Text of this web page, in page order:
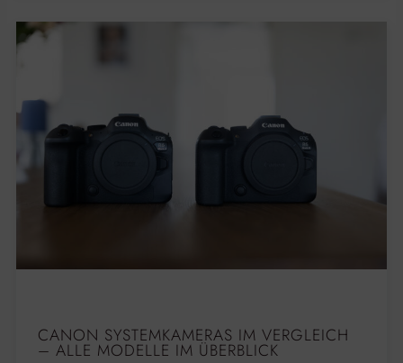
CANON SYSTEMKAMERAS IM VERGLEICH
– ALLE MODELLE IM ÜBERBLICK